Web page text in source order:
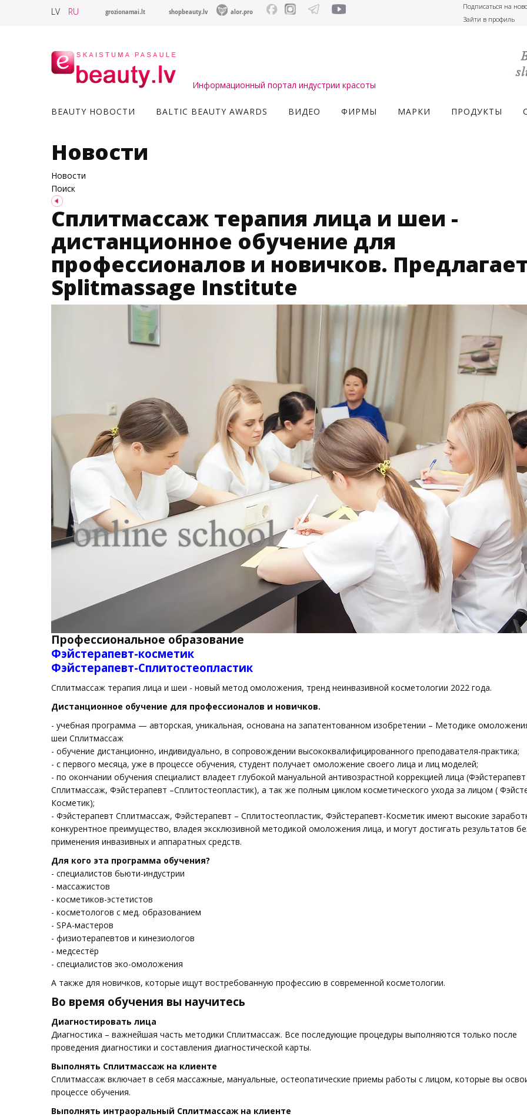
LV RU grozionamai.lt shopbeauty.lv alor.pro
Подписаться на
Зайти в профиль
Информационный портал индустрии красоты
BEAUTY НОВОСТИ BALTIC BEAUTY AWARDS ВИДЕО ФИРМЫ МАРКИ ПРОДУКТЫ
Новости
Новости
Поиск
Сплитмассаж терапия лица и шеи -
дистанционное обучение для
профессионалов и новичков.
Splitmassage Institute
Профессиональное образование
Фэйстерапевт-косметик
Фэйстерапевт-Сплитостеопластик
Сплитмассаж терапия лица и шеи - новый метод омоложения, тренд неинвазивной косметологии 2022 года.
Дистанционное обучение для профессионалов и новичков.
- учебная программа — авторская, уникальная, основана на запатентованном изобретении – Методике
шеи Сплитмассаж
- обучение дистанционно, индивидуально, в сопровождении высококвалифицированного преподавателя-практика;
- с первого месяца, уже в процессе обучения, студент получает омоложение своего лица и лиц моделей;
- по окончании обучения специалист владеет глубокой мануальной антивозрастной коррекцией лица (Фэйстерапевт
Сплитмассаж, Фэйстерапевт –Сплитостеопластик), а так же полным циклом косметического ухода за лицом (
Косметик);
- Фэйстерапевт Сплитмассаж, Фэйстерапевт – Сплитостеопластик, Фэйстерапевт-Косметик имеют высокие
конкурентное преимущество, владея эксклюзивной методикой омоложения лица, и могут достигать результатов
применения инвазивных и аппаратных средств.
Для кого эта программа обучения?
- специалистов бьюти-индустрии
- массажистов
- косметиков-эстетистов
- косметологов с мед. образованием
- SPA-мастеров
- физиотерапевтов и кинезиологов
- медсестёр
- специалистов эко-омоложения
А также для новичков, которые ищут востребованную профессию в современной косметологии.
Во время обучения вы научитесь
Диагностировать лица
Диагностика – важнейшая часть методики Сплитмассаж. Все последующие процедуры выполняются только после
проведения диагностики и составления диагностической карты.
Выполнять Сплитмассаж на клиенте
Сплитмассаж включает в себя массажные, мануальные, остеопатические приемы работы с лицом, которые вы
процессе обучения.
Выполнять интраоральный Сплитмассаж на клиенте